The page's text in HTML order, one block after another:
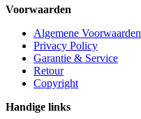
Voorwaarden
Algemene Voorwaarden
Privacy Policy
Garantie & Service
Retour
Copyright
Handige links